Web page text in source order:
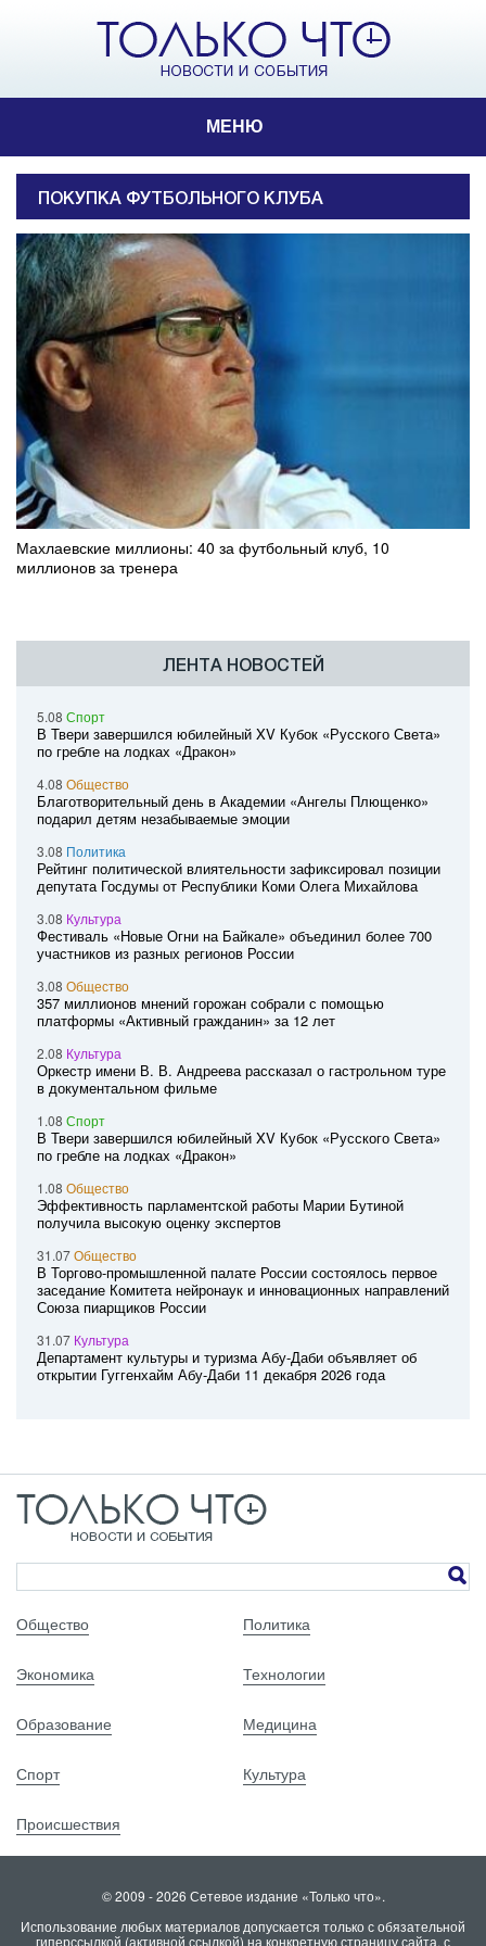
МЕНЮ
ПОКУПКА ФУТБОЛЬНОГО КЛУБА
Махлаевские миллионы: 40 за футбольный клуб, 10
миллионов за тренера
ЛЕНТА НОВОСТЕЙ
5.08 Спорт
В Твери завершился юбилейный XV Кубок «Русского Света»
по гребле на лодках «Дракон»
4.08 Общество
Благотворительный день в Академии «Ангелы Плющенко»
подарил детям незабываемые эмоции
3.08 Политика
Рейтинг политической влиятельности зафиксировал позиции
депутата Госдумы от Республики Коми Олега Михайлова
3.08 Культура
Фестиваль «Новые Огни на Байкале» объединил более 700
участников из разных регионов России
3.08 Общество
357 миллионов мнений горожан собрали с помощью
платформы «Активный гражданин» за 12 лет
2.08 Культура
Оркестр имени В. В. Андреева рассказал о гастрольном туре
в документальном фильме
1.08 Спорт
В Твери завершился юбилейный XV Кубок «Русского Света»
по гребле на лодках «Дракон»
1.08 Общество
Эффективность парламентской работы Марии Бутиной
получила высокую оценку экспертов
31.07Общество
В Торгово-промышленной палате России состоялось первое
заседание Комитета нейронаук и инновационных направлений
Союза пиарщиков России
31.07 Культура
Департамент культуры и туризма Абу-Даби объявляет об
открытии Гуггенхайм Абу-Даби 11 декабря 2026 года
Общество Политика
Экономика Технологии
Образование Медицина
Спорт Культура
Происшествия
© 2009 - 2026 Сетевое издание «Только что».
Использование любых материалов допускается только с обязательной
гиперссылкой (активной ссылкой) на конкретную страницу сайта, с